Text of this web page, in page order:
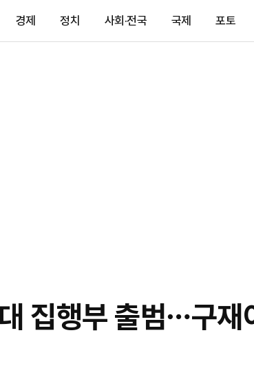
경제 정치 사회·전국 국제 포토
집행부 출범⋯구재